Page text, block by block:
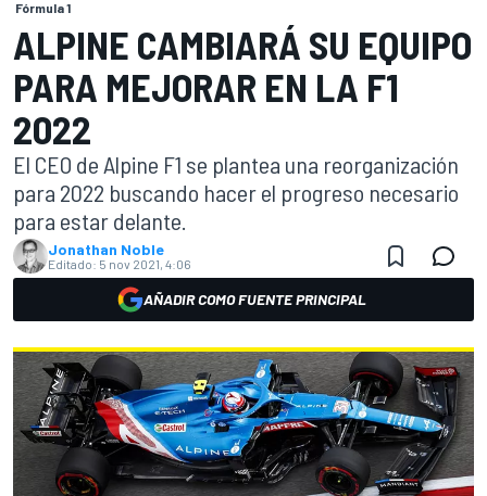
Fórmula 1
ALPINE CAMBIARÁ SU EQUIPO
PARA MEJORAR EN LA F1
2022
El CEO de Alpine F1 se plantea una reorganización
para 2022 buscando hacer el progreso necesario
para estar delante.
Jonathan Noble
Editado: 5 nov 2021, 4:06
AÑADIR COMO FUENTE PRINCIPAL